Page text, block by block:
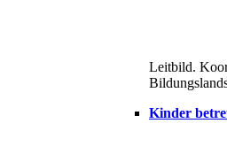
Leitbild.
Kinder